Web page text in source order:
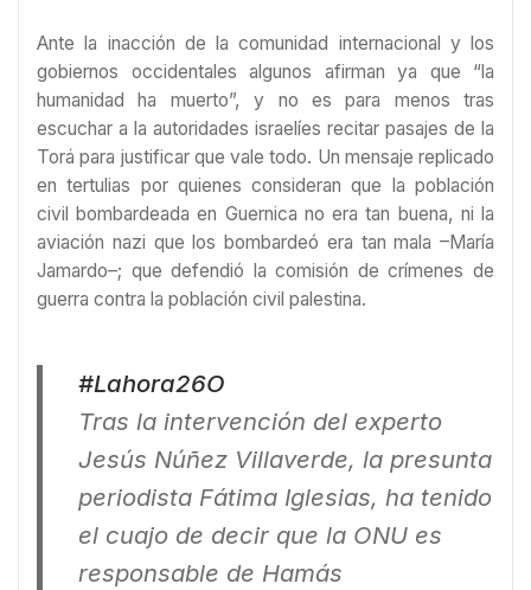
Ante la inacción de la comunidad internacional y los
gobiernos occidentales algunos afirman ya que “la
humanidad ha muerto”, y no es para menos tras
escuchar a la autoridades israelíes recitar pasajes de la
Torá para justificar que vale todo. Un mensaje replicado
en tertulias por quienes consideran que la población
civil bombardeada en Guernica no era tan buena, ni la
aviación nazi que los bombardeó era tan mala –María
Jamardo–; que defendió la comisión de crímenes de
guerra contra la población civil palestina.
#Lahora26O
Tras la intervención del experto
Jesús Núñez Villaverde, la presunta
periodista Fátima Iglesias, ha tenido
el cuajo de decir que la ONU es
responsable de Hamás